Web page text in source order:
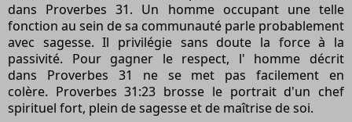
dans Proverbes 31. Un homme occupant une telle
fonction au sein de sa communauté parle probablement
avec sagesse. Il privilégie sans doute la force à la
passivité. Pour gagner le respect, l' homme décrit
dans Proverbes 31
ne se met pas facilement en
colère. Proverbes 31:23 brosse le portrait d'un chef
spirituel fort, plein de sagesse et de maîtrise de soi.